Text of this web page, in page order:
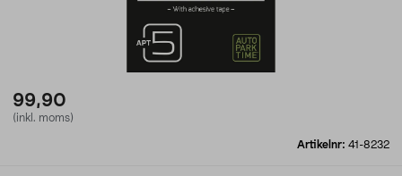
99,90
(inkl. moms)
Artikelnr: 41-8232